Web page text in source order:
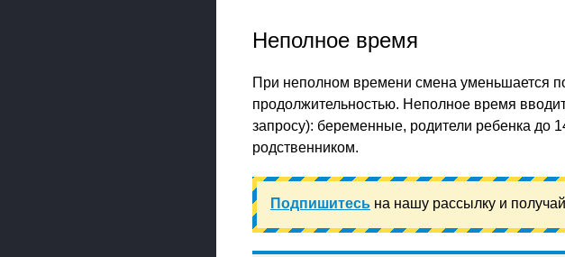
Неполное время
При неполном времени смена уменьшается
продолжительностью. Неполное время
запросу): беременные, родители ребенка до
родственником.
Подпишитесь на нашу рассылку и